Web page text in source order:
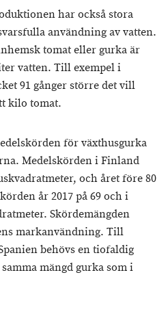
har också stora
användning av vatten.
tomat eller gurka är
vatten. Till exempel i
91 gånger större det vill
kilo tomat.
för växthusgurka
Medelskörden i Finland
och året före 80
år 2017 på 69 och i
Skördemängden
markanvändning. Till
behövs en tiofaldig
mängd gurka som i